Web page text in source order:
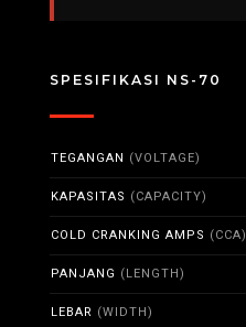
SPESIFIKASI NS-70
TEGANGAN (VOLTAGE)
KAPASITAS (CAPACITY)
COLD CRANKING AMPS (CCA)
PANJANG (LENGTH)
LEBAR (WIDTH)